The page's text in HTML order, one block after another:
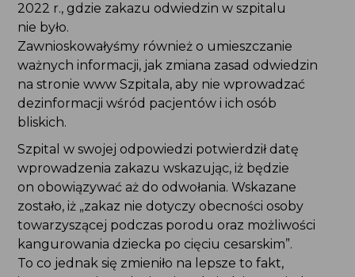
2022 r., gdzie zakazu odwiedzin w szpitalu
nie było.
Zawnioskowałyśmy również o umieszczanie
ważnych informacji, jak zmiana zasad odwiedzin
na stronie www Szpitala, aby nie wprowadzać
dezinformacji wśród pacjentów i ich osób
bliskich.
Szpital w swojej odpowiedzi potwierdził datę
wprowadzenia zakazu wskazując, iż będzie
on obowiązywać aż do odwołania. Wskazane
zostało, iż „zakaz nie dotyczy obecności osoby
towarzyszącej podczas porodu oraz możliwości
kangurowania dziecka po cięciu cesarskim”.
To co jednak się zmieniło na lepsze to fakt,